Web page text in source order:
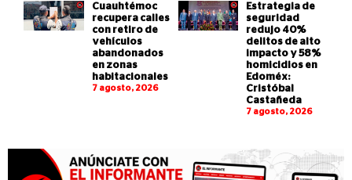
Cuauhtémoc
recupera calles
con retiro de
vehículos
abandonados
en zonas
habitacionales
7 agosto, 2026
Estrategia de
seguridad
redujo 40%
delitos de alto
impacto y 58%
homicidios en
Edoméx:
Cristóbal
Castañeda
7 agosto, 2026